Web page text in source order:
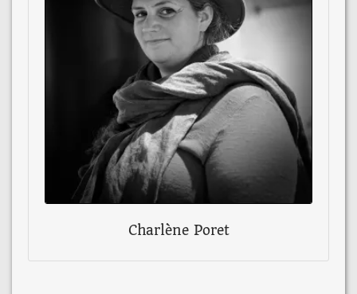
Charlène Poret